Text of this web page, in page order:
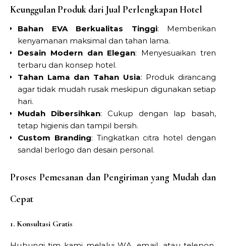
Keunggulan Produk dari Jual Perlengkapan Hotel
Bahan EVA Berkualitas Tinggi: Memberikan
kenyamanan maksimal dan tahan lama.
Desain Modern dan Elegan: Menyesuaikan tren
terbaru dan konsep hotel.
Tahan Lama dan Tahan Usia: Produk dirancang
agar tidak mudah rusak meskipun digunakan setiap
hari.
Mudah Dibersihkan: Cukup dengan lap basah,
tetap higienis dan tampil bersih.
Custom Branding: Tingkatkan citra hotel dengan
sandal berlogo dan desain personal.
Proses Pemesanan dan Pengiriman yang Mudah dan
Cepat
1. Konsultasi Gratis